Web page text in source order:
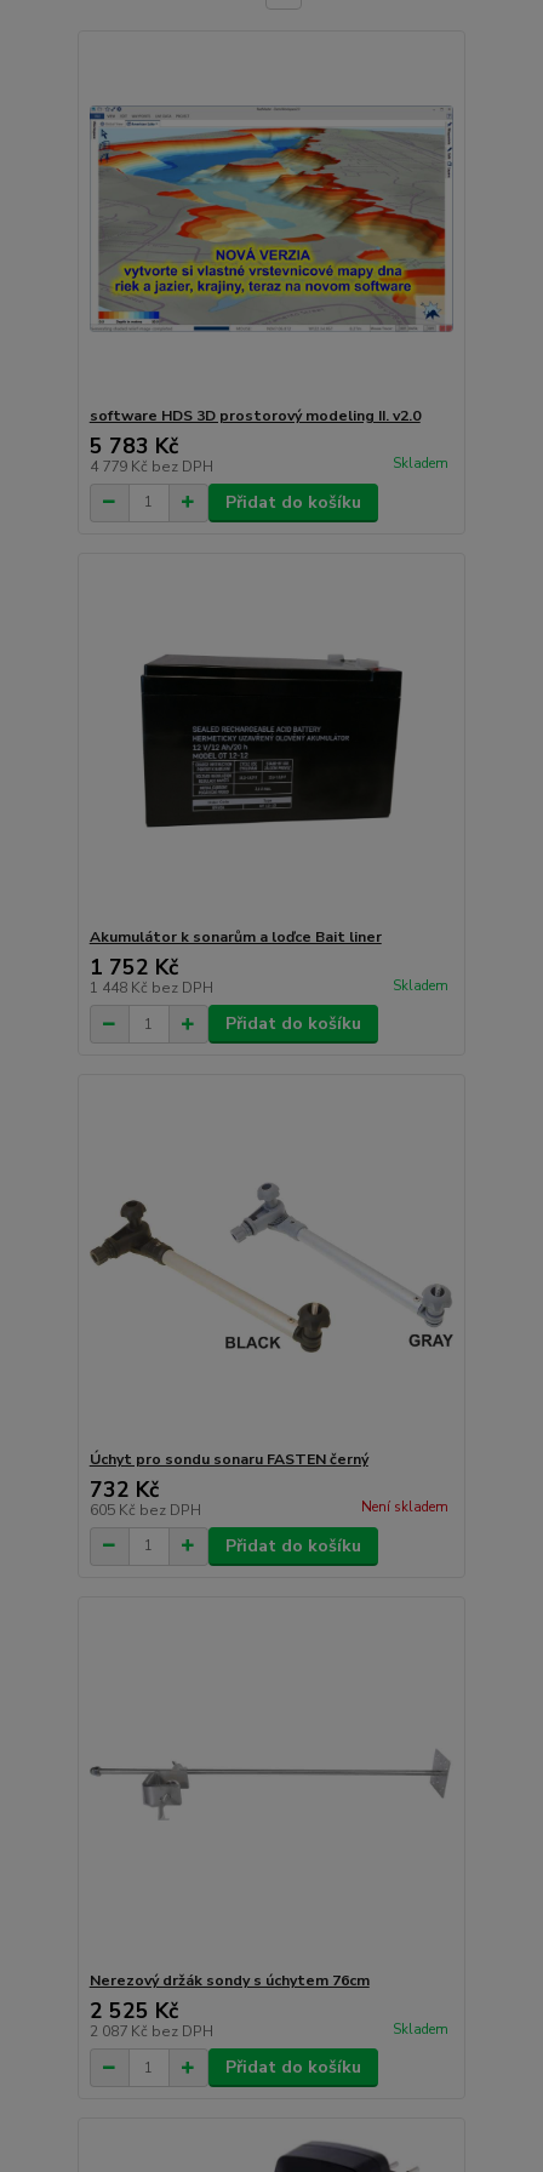
software HDS 3D prostorový modeling II. v2.0
5 783 Kč
4 779 Kč bez DPH Skladem
Přidat do košíku
Akumulátor k sonarům a loďce Bait liner
1 752 Kč
1 448 Kč bez DPH Skladem
Přidat do košíku
Úchyt pro sondu sonaru FASTEN černý
732 Kč
605 Kč bez DPH Není skladem
Přidat do košíku
Nerezový držák sondy s úchytem 76cm
2 525 Kč
2 087 Kč bez DPH Skladem
Přidat do košíku